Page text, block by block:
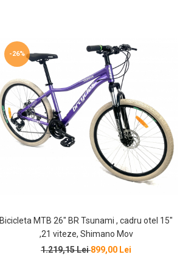
-26%
Bicicleta MTB 26″ BR Tsunami , cadru otel 15″
,21 viteze, Shimano Mov
1.219,15 Lei899,00 Lei